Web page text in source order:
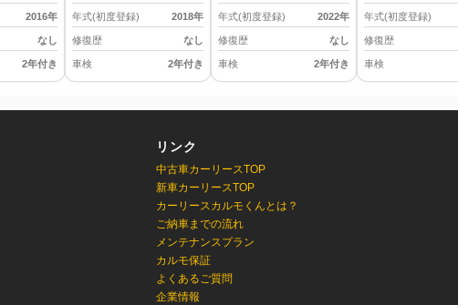
2016年
なし
2年付き
年式(初度登録) 2018年
修復歴 なし
車検 2年付き
年式(初度登録) 2022年
修復歴 なし
車検 2年付き
年式(初度登録)
修復歴
車検
リンク
中古車カーリースTOP
新車カーリースTOP
カーリースカルモくんとは？
ご納車までの流れ
メンテナンスプラン
カルモ保証
よくあるご質問
企業情報